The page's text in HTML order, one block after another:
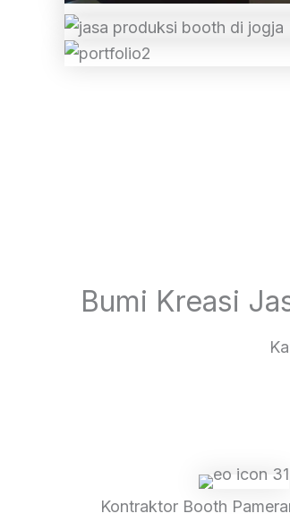
Bumi Kreasi
Kontraktor Booth